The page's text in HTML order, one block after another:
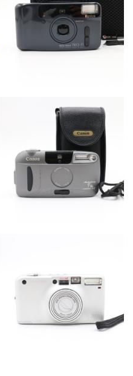
カメラ・レンズ
カテゴリー カメラ・レンズ
カテゴリー カメラ・レンズ